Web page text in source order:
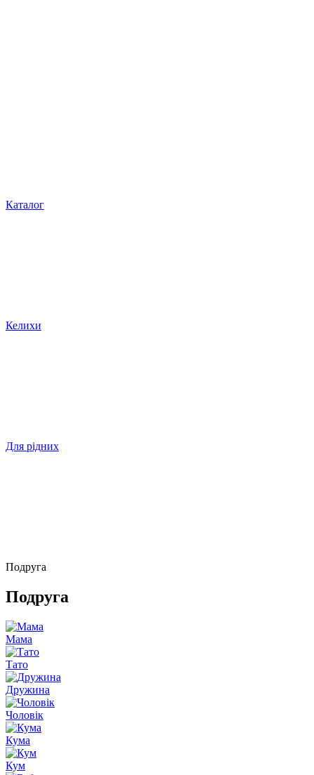
Каталог
Келихи
Для рідних
Подруга
Подруга
Мама
Тато
Дружина
Чоловік
Кума
Кум